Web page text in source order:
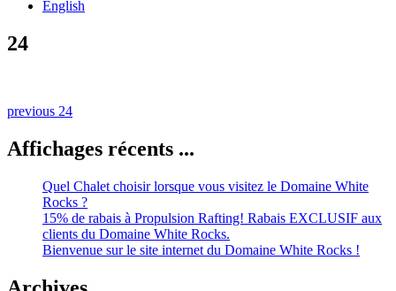
English
24
Naviguation
dans
les
publications
previous Previous
24
Affichages récents ...
Quel Chalet choisir lorsque vous visitez le Domaine White
Rocks ?
15% de rabais à Propulsion Rafting! Rabais EXCLUSIF aux
clients du Domaine White Rocks.
Bienvenue sur le site internet du Domaine White Rocks !